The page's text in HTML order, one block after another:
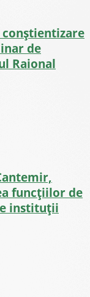
de
Raional
funcţiilor de
instituții